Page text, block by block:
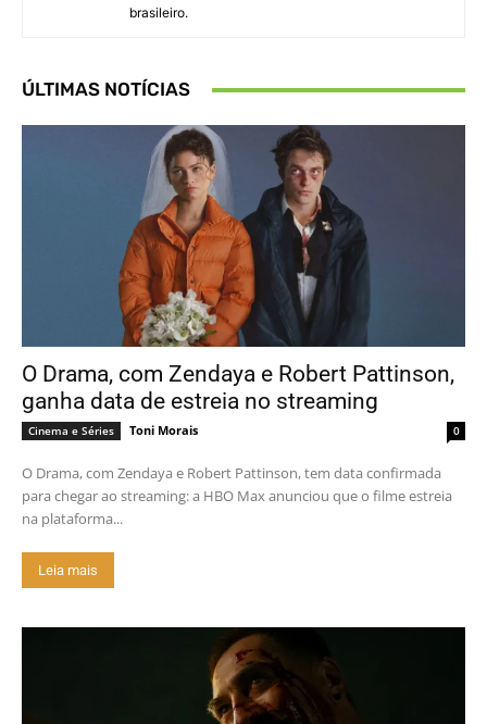
brasileiro.
ÚLTIMAS NOTÍCIAS
O Drama, com Zendaya e Robert Pattinson,
ganha data de estreia no streaming
Cinema e Séries Toni Morais 0
O Drama, com Zendaya e Robert Pattinson, tem data confirmada
para chegar ao streaming: a HBO Max anunciou que o filme estreia
na plataforma...
Leia mais